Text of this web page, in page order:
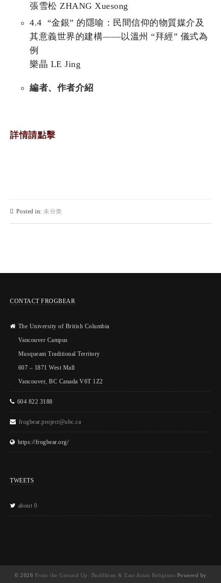
張雪松 ZHANG Xuesong
4.4 “金銀” 的隱喻：民間信仰的物質媒介及
其意義世界的建構——以溫州 “拜經” 儀式為
例
樂晶 LE Jing
編者、作者介紹
詳情請點擊
Posted in: 未分类
CONTACT FROGBEAR
The University of British Columbia
Vancouver Campus
Musqueam Traditional Territory
607 – 1871 West Mall
Vancouver, BC Canada V6T 1Z2
604 822 3188
frogbear.project@ubc.ca
https://frogbear.org/
TWEETS
about 0
© 2026 From the Ground Up: Buddhism & East Asian Religions Powered by